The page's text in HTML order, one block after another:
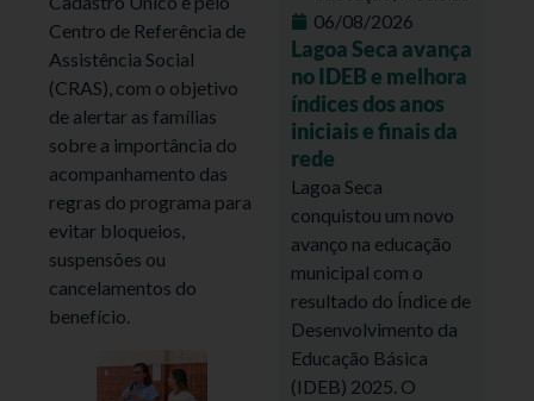
Centro de Referência de
Assistência Social
(CRAS), com o objetivo
de alertar as famílias
sobre a importância do
acompanhamento das
regras do programa para
evitar bloqueios,
suspensões ou
cancelamentos do
benefício.
06/08/2026
Lagoa Seca avança
no IDEB e melhora
índices dos anos
iniciais e finais da
rede
Lagoa Seca
conquistou um novo
avanço na educação
municipal com o
resultado do Índice de
Desenvolvimento da
Educação Básica
(IDEB) 2025. O